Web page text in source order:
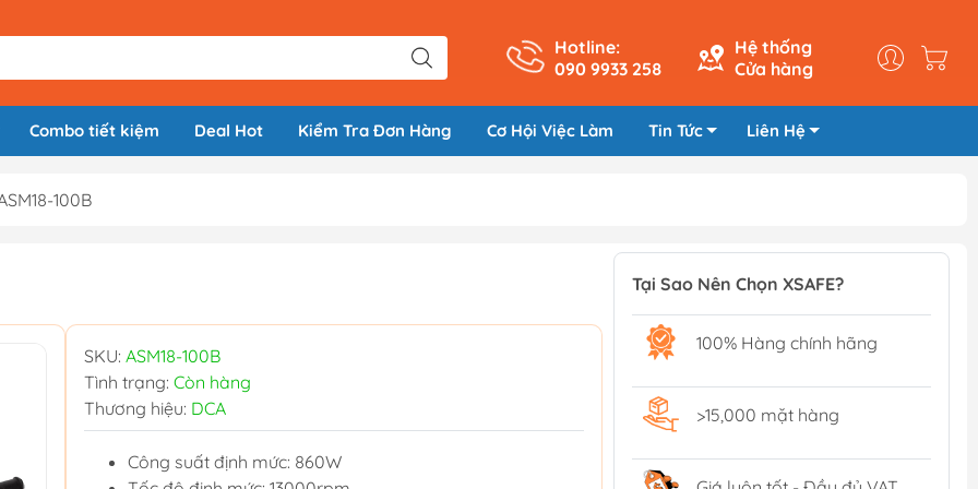
Hotline:
090 9933 258
Hệ thống
Cửa hàng
Combo tiết kiệm Deal Hot Kiểm Tra Đơn Hàng Cơ Hội Việc Làm Tin Tức Liên Hệ
100B
SKU: ASM18-100B
Tình trạng: Còn hàng
Thương hiệu: DCA
Công suất định mức: 860W
Tại Sao Nên Chọn XSAFE?
100% Hàng chính hãng
>15,000 mặt hàng